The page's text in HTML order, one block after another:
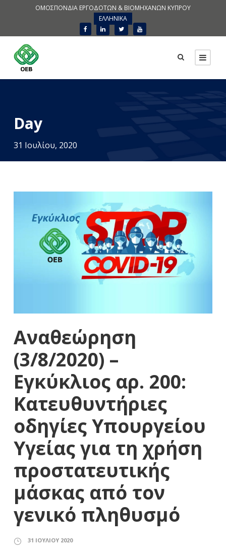
ΟΜΟΣΠΟΝΔΙΑ ΕΡΓΟΔΟΤΩΝ & ΒΙΟΜΗΧΑΝΩΝ ΚΥΠΡΟΥ
ΕΛΛΗΝΙΚΑ
Day
31 Ιουλίου, 2020
Αναθεώρηση
(3/8/2020) –
Εγκύκλιος αρ. 200:
Κατευθυντήριες
οδηγίες Υπουργείου
Υγείας για τη χρήση
προστατευτικής
μάσκας από τον
γενικό πληθυσμό
31 ΙΟΥΛΊΟΥ 2020